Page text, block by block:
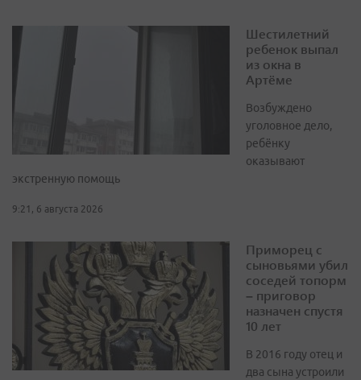
Шестилетний
ребенок выпал
из окна в
Артёме
Возбуждено
уголовное дело,
ребёнку
оказывают
экстренную помощь
9:21, 6 августа 2026
Приморец с
сыновьями убил
соседей топорм
– приговор
назначен спустя
10 лет
В 2016 году отец и
два сына устроили